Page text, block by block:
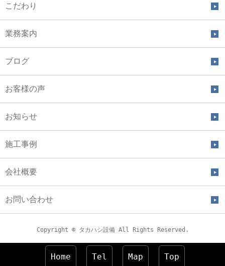
こだわり
業務案内
ブログ
お客様の声
お知らせ
施工事例
会社概要
お問い合わせ
Copyright © タカハシ設備 All Rights Reserved.
Home Tel Map Top